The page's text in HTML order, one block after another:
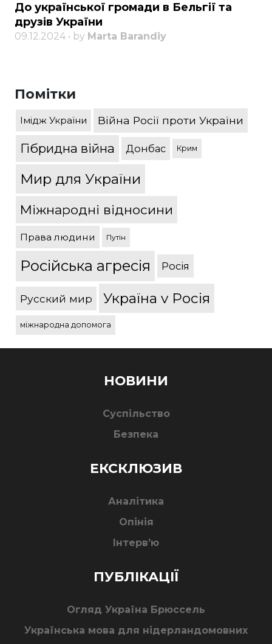
До української громади в Бельгії та
друзів України
09.12.2024 • by Marta Barandiy
Помітки
Імідж України Війна Росії проти України
Гібридна війна Донбас Крим
Мир для України
Міжнародні відносини
Права людини Путін
Російська агресія Росія
Русский мир Україна v Росія
міжнародна допомога
НОВИНИ
Суспільство
Безпека
ЕКСКЛЮЗИВ
Аналітика
Опінія
Інтерв’ю
ПУБЛІКАЦІЇ
Огляд Україна Брюссель
Українська мова для нідерландомовних